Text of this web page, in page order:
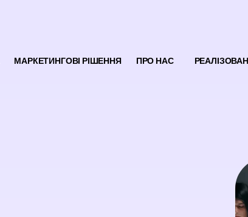
МАРКЕТИНГОВІ РІШЕННЯ ПРО НАС